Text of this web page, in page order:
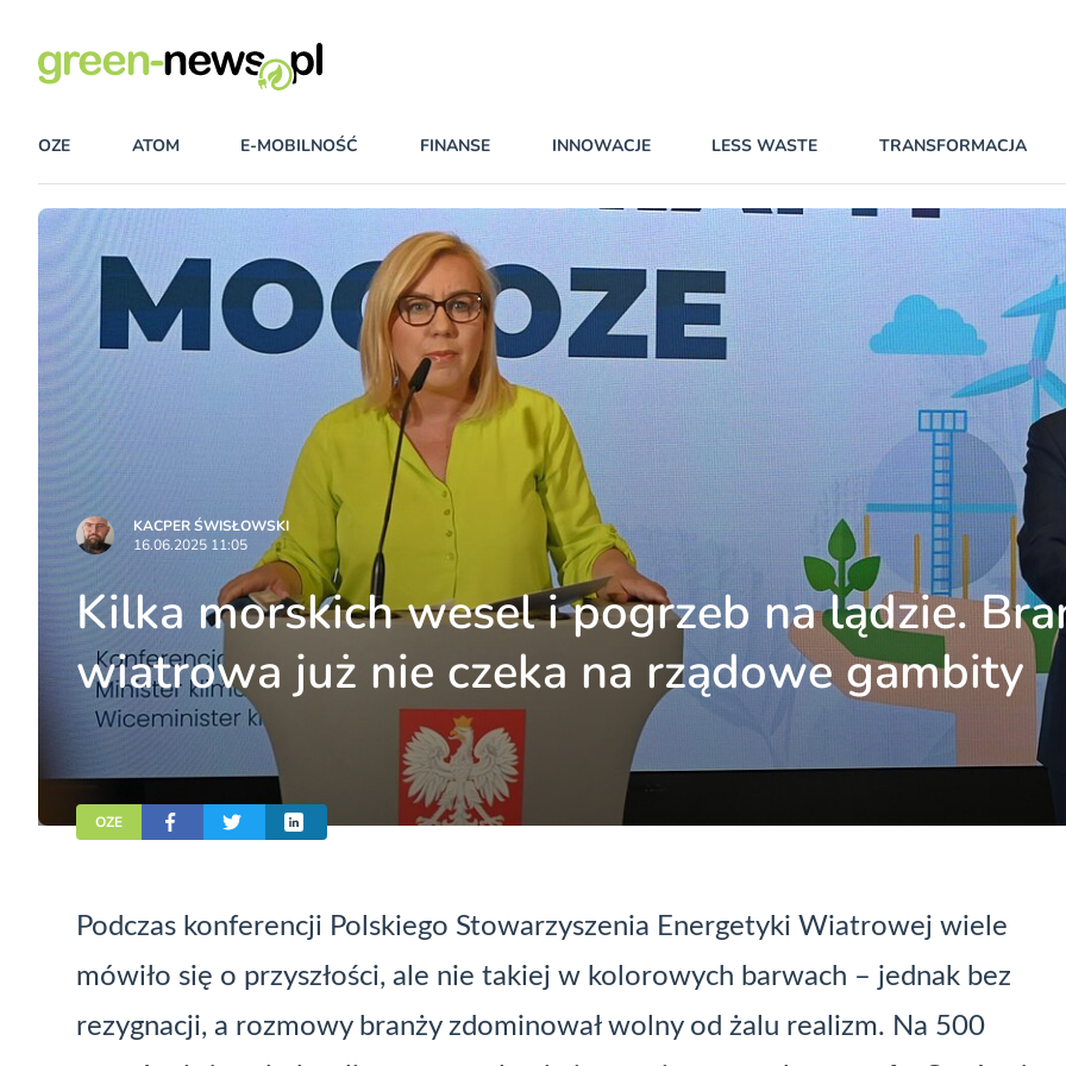
OZE ATOM E-MOBILNOŚĆ FINANSE INNOWACJE LESS WASTE TRANSFORMACJA
KACPER ŚWISŁO­WSKI
16.06.2025 11:05
Kilka morskich wesel i pogrzeb na lądzie.
wiatrowa już nie czeka na rządowe gambity
OZE
Podczas konferencji Polskiego Stowarzyszenia Energetyki Wiatrowej wiele
mówiło się o przyszłości, ale nie takiej w kolorowych barwach – jednak bez
rezygnacji, a rozmowy branży zdominował wolny od żalu realizm. Na 500